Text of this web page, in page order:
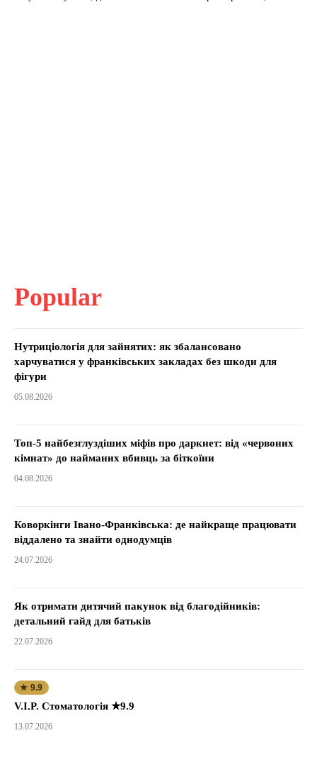
Popular
Нутриціологія для зайнятих: як збалансовано
харчуватися у франківських закладах без шкоди для
фігури
05.08.2026
Топ-5 найбезглуздіших міфів про даркнет: від «червоних
кімнат» до найманих вбивць за біткоїни
04.08.2026
Коворкінги Івано-Франківська: де найкраще працювати
віддалено та знайти однодумців
24.07.2026
Як отримати дитячий пакунок від благодійників:
детальний гайд для батьків
22.07.2026
★ 9.9
V.I.P. Стоматологія ★9.9
13.07.2026